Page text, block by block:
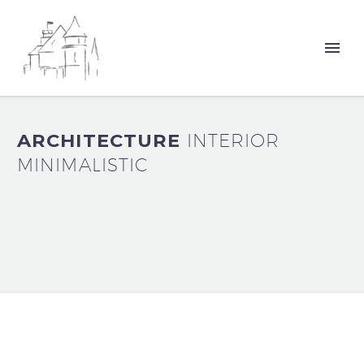
ARCHITECTURE INTERIOR
MINIMALISTIC